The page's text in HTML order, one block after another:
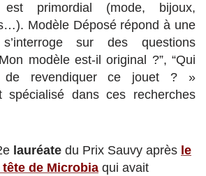
primordial (mode, bijoux,
Modèle Déposé répond à une
sur des questions
modèle est-il original ?”, “Qui
de revendiquer ce jouet ? »
spécialisé dans ces recherches
lauréate du Prix Sauvy après le
de Microbia qui avait